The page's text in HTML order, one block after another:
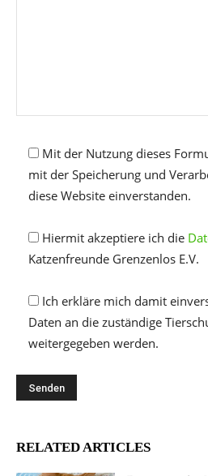
Mit der Nutzung dieses
mit der Speicherung und
diese Website einverstanden.
Hiermit akzeptiere ich die
Katzenfreunde Grenzenlos E.V.
Ich erkläre mich damit
Daten an die zuständige
weitergegeben werden.
RELATED ARTICLES